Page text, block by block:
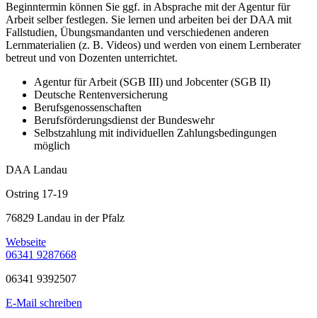
Beginntermin können Sie ggf. in Absprache mit der Agentur für
Arbeit selber festlegen. Sie lernen und arbeiten bei der DAA mit
Fallstudien, Übungsmandanten und verschiedenen anderen
Lernmaterialien (z. B. Videos) und werden von einem Lernberater
betreut und von Dozenten unterrichtet.
Agentur für Arbeit (SGB III) und Jobcenter (SGB II)
Deutsche Rentenversicherung
Berufsgenossenschaften
Berufsförderungsdienst der Bundeswehr
Selbstzahlung mit individuellen Zahlungsbedingungen
möglich
DAA Landau
Ostring 17-19
76829 Landau in der Pfalz
Webseite
06341 9287668
06341 9392507
E-Mail schreiben